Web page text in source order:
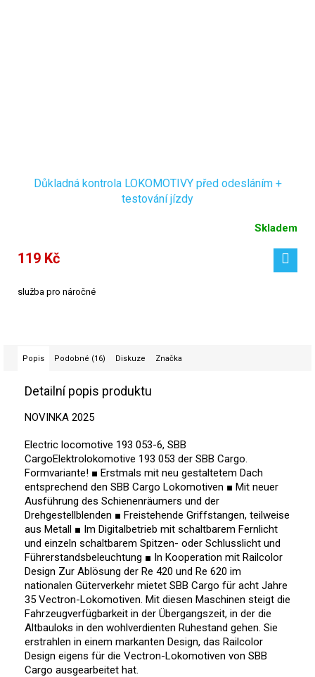
Důkladná kontrola LOKOMOTIVY před odesláním +
testování jízdy
Skladem
119 Kč
služba pro náročné
Popis Podobné (16) Diskuze Značka
Detailní popis produktu
NOVINKA 2025
Electric locomotive 193 053-6, SBB
CargoElektrolokomotive 193 053 der SBB Cargo.
Formvariante! ■ Erstmals mit neu gestaltetem Dach
entsprechend den SBB Cargo Lokomotiven ■ Mit neuer
Ausführung des Schienenräumers und der
Drehgestellblenden ■ Freistehende Griffstangen, teilweise
aus Metall ■ Im Digitalbetrieb mit schaltbarem Fernlicht
und einzeln schaltbarem Spitzen- oder Schlusslicht und
Führerstandsbeleuchtung ■ In Kooperation mit Railcolor
Design Zur Ablösung der Re 420 und Re 620 im
nationalen Güterverkehr mietet SBB Cargo für acht Jahre
35 Vectron-Lokomotiven. Mit diesen Maschinen steigt die
Fahrzeugverfügbarkeit in der Übergangszeit, in der die
Altbauloks in den wohlverdienten Ruhestand gehen. Sie
erstrahlen in einem markanten Design, das Railcolor
Design eigens für die Vectron-Lokomotiven von SBB
Cargo ausgearbeitet hat.